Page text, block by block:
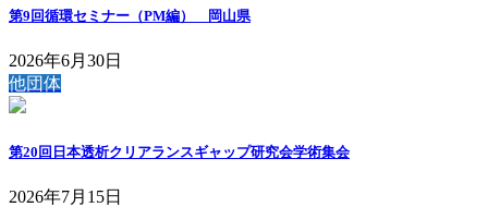
第9回循環セミナー（PM編） 岡山県
2026年6月30日
他団体
第20回日本透析クリアランスギャップ研究会学術集会
2026年7月15日